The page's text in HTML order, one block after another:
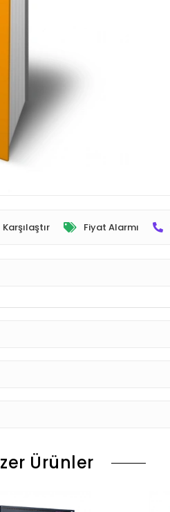
Karşılaştır Fiyat Alarmı
Ürünler